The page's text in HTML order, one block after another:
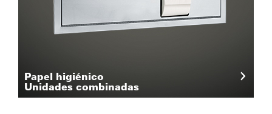
Papel higiénico
Unidades combinadas